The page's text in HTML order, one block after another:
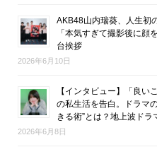
AKB48山内瑞葵、人生初
「本気すぎて撮影後に顔
台挨拶
2026年6月10日
【インタビュー】「良い
の私生活を告白。ドラマ
きる術”とは？地上波ドラ
2026年6月8日